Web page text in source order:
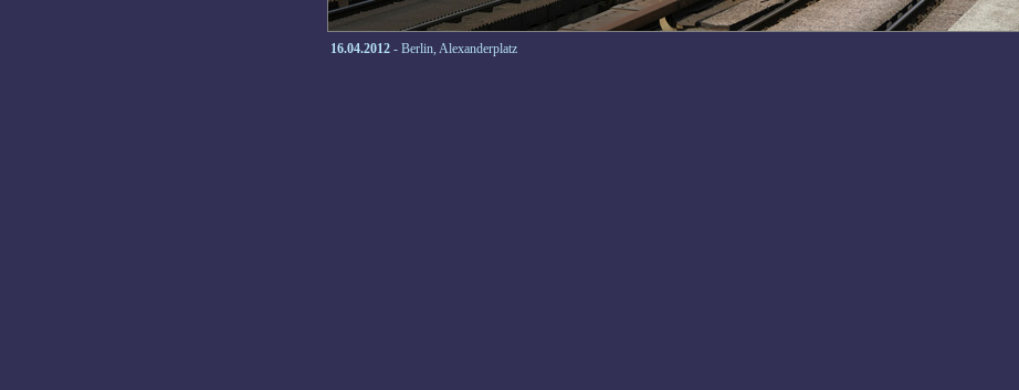
16.04.2012 - Berlin, Alexanderplatz